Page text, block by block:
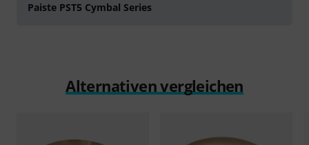
Paiste PST5 Cymbal Series
Alternativen vergleichen